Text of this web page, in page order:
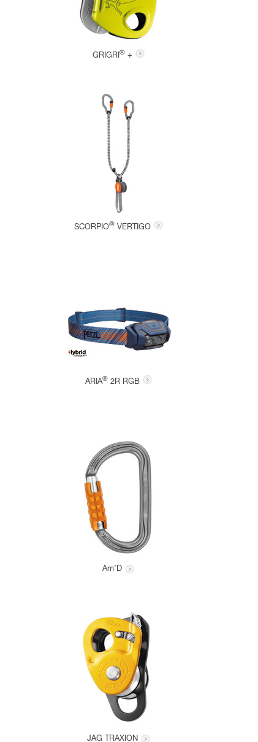
GRIGRI® +
SCORPIO® VERTIGO
ARIA® 2R RGB
Am’D
JAG TRAXION